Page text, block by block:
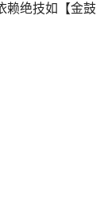
赖绝技如【金